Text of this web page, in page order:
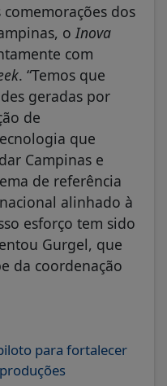
dos
oInova
com
. “Temos que
geradas por
de
que
Campinas e
de referência
alinhado à
esforço tem sido
Gurgel, que
da coordenação
para fortalecer